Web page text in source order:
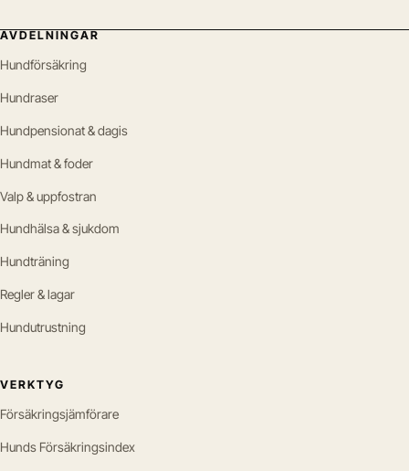
AVDELNINGAR
Hundförsäkring
Hundraser
Hundpensionat & dagis
Hundmat & foder
Valp & uppfostran
Hundhälsa & sjukdom
Hundträning
Regler & lagar
Hundutrustning
VERKTYG
Försäkringsjämförare
Hunds Försäkringsindex